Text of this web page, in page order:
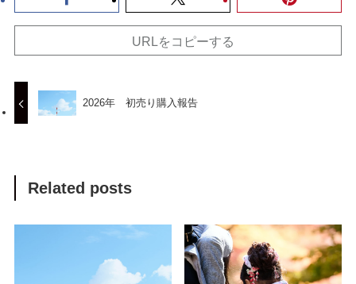
URLをコピーする
2026年 初売り購入報告
Related posts